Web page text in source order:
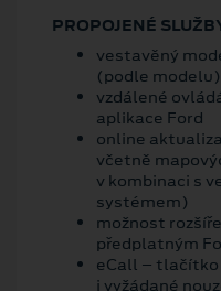
PROPOJENÉ
vestavěný
(podle modelu)
vzdálené
aplikace Ford
online
včetně
v kombinaci s
systémem)
možnost
předplatným
eCall –
i vyžádané